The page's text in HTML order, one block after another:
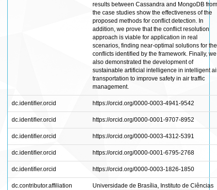
results between Cassandra and MongoDB from
the case studies show the effectiveness of the
proposed methods for conflict detection. In
addition, we prove that the conflict resolution
approach is viable for application in real
scenarios, finding near-optimal solutions for the
conflicts identified by the framework. Finally, we
also demonstrated the development of
sustainable artificial intelligence in intelligent
transportation to improve safety in air traffic
management.
dc.identifier.orcid https://orcid.org/0000-0003-4941-9542
dc.identifier.orcid https://orcid.org/0000-0001-9707-8952
dc.identifier.orcid https://orcid.org/0000-0003-4312-5391
dc.identifier.orcid https://orcid.org/0000-0001-6795-2768
dc.identifier.orcid https://orcid.org/0000-0003-1826-1850
dc.contributor.affiliation
Universidade de Brasília, Instituto de Ciências